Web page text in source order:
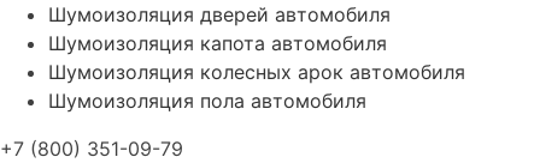
Шумоизоляция дверей автомобиля
Шумоизоляция капота автомобиля
Шумоизоляция колесных арок автомобиля
Шумоизоляция пола автомобиля
+7 (800) 351-09-79